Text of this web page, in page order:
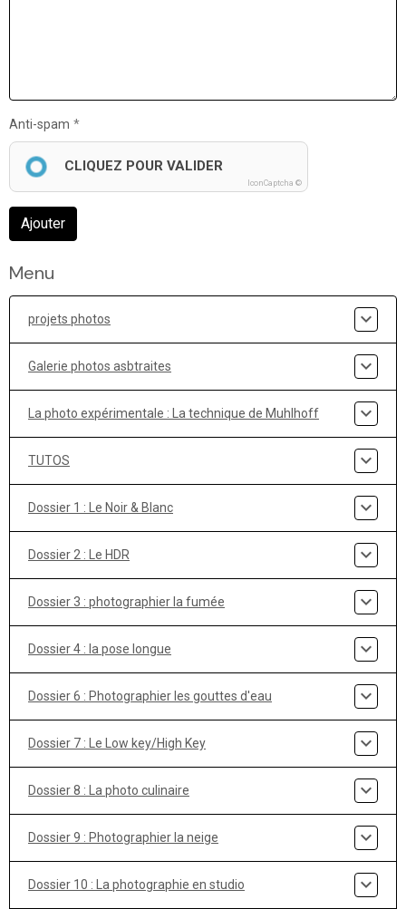
Anti-spam
CLIQUEZ POUR VALIDER
IconCaptcha ©
Ajouter
Menu
projets photos
Galerie photos asbtraites
La photo expérimentale : La technique de Muhlhoff
TUTOS
Dossier 1 : Le Noir & Blanc
Dossier 2 : Le HDR
Dossier 3 : photographier la fumée
Dossier 4 : la pose longue
Dossier 6 : Photographier les gouttes d'eau
Dossier 7 : Le Low key/High Key
Dossier 8 : La photo culinaire
Dossier 9 : Photographier la neige
Dossier 10 : La photographie en studio